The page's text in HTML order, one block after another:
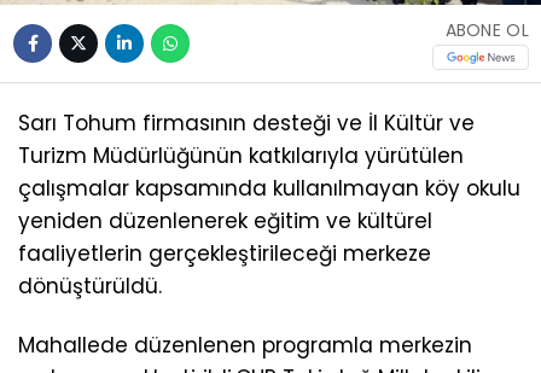
ABONE OL
Sarı Tohum firmasının desteği ve İl Kültür ve
Turizm Müdürlüğünün katkılarıyla yürütülen
çalışmalar kapsamında kullanılmayan köy okulu
yeniden düzenlenerek eğitim ve kültürel
faaliyetlerin gerçekleştirileceği merkeze
dönüştürüldü.
Mahallede düzenlenen programla merkezin